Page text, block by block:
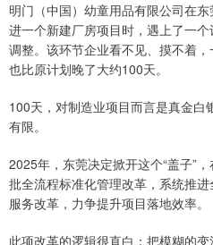
明门（中国）幼童用品有限公司在
进一个新建厂房项目时，遇上了一
调整。该环节企业看不见、摸不着
也比原计划晚了大约100天。
100天，对制造业项目而言是真金
有限。
2025年，东莞决定掀开这个“盖子”
批全流程标准化管理改革，系统推
服务改革，力争提升项目落地效率。
此项改革的逻辑很直白：把模糊的